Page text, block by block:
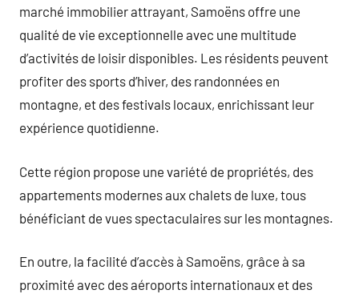
marché immobilier attrayant, Samoëns offre une
qualité de vie exceptionnelle avec une multitude
d’activités de loisir disponibles. Les résidents peuvent
profiter des sports d’hiver, des randonnées en
montagne, et des festivals locaux, enrichissant leur
expérience quotidienne.
Cette région propose une variété de propriétés, des
appartements modernes aux chalets de luxe, tous
bénéficiant de vues spectaculaires sur les montagnes.
En outre, la facilité d’accès à Samoëns, grâce à sa
proximité avec des aéroports internationaux et des